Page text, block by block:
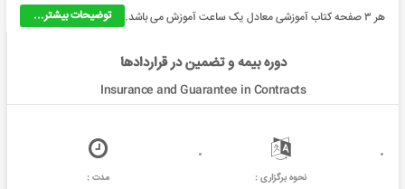
توضیحات بیشتر...
هر ۳ صفحه کتاب آموزشی معادل یک ساعت آموزش می باشد.
دوره بیمه و تضمین در قراردادها
Insurance and Guarantee in Contracts
نحوه برگزاری : مدت :